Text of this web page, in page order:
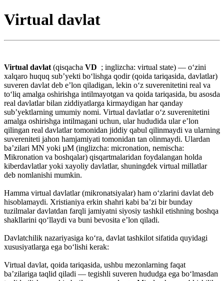
Virtual davlat
Virtual davlat (qisqacha VD ; inglizcha: virtual state) — oʻzini
xalqaro huquq subʼyekti boʻlishga qodir (qoida tariqasida, davlatlar)
suveren davlat deb eʼlon qiladigan, lekin oʻz suverenitetini real va
toʻliq amalga oshirishga intilmayotgan va qoida tariqasida, bu asosda
real davlatlar bilan ziddiyatlarga kirmaydigan har qanday
subʼyektlarning umumiy nomi. Virtual davlatlar oʻz suverenitetini
amalga oshirishga intilmagani uchun, ular hududida ular eʼlon
qilingan real davlatlar tomonidan jiddiy qabul qilinmaydi va ularning
suvereniteti jahon hamjamiyati tomonidan tan olinmaydi. Ulardan
baʼzilari MN yoki µM (inglizcha: micronation, nemischa:
Mikronation va boshqalar) qisqartmalaridan foydalangan holda
kiberdavlatlar yoki xayoliy davlatlar, shuningdek virtual millatlar
deb nomlanishi mumkin.
Hamma virtual davlatlar (mikronatsiyalar) ham oʻzlarini davlat deb
hisoblamaydi. Xristianiya erkin shahri kabi baʼzi bir bunday
tuzilmalar davlatdan farqli jamiyatni siyosiy tashkil etishning boshqa
shakllarini qoʻllaydi va buni bevosita eʼlon qiladi.
Davlatchilik nazariyasiga koʻra, davlat tashkilot sifatida quyidagi
xususiyatlarga ega boʻlishi kerak:
Virtual davlat, qoida tariqasida, ushbu mezonlarning faqat
baʼzilariga taqlid qiladi — tegishli suveren hududga ega boʻlmasdan